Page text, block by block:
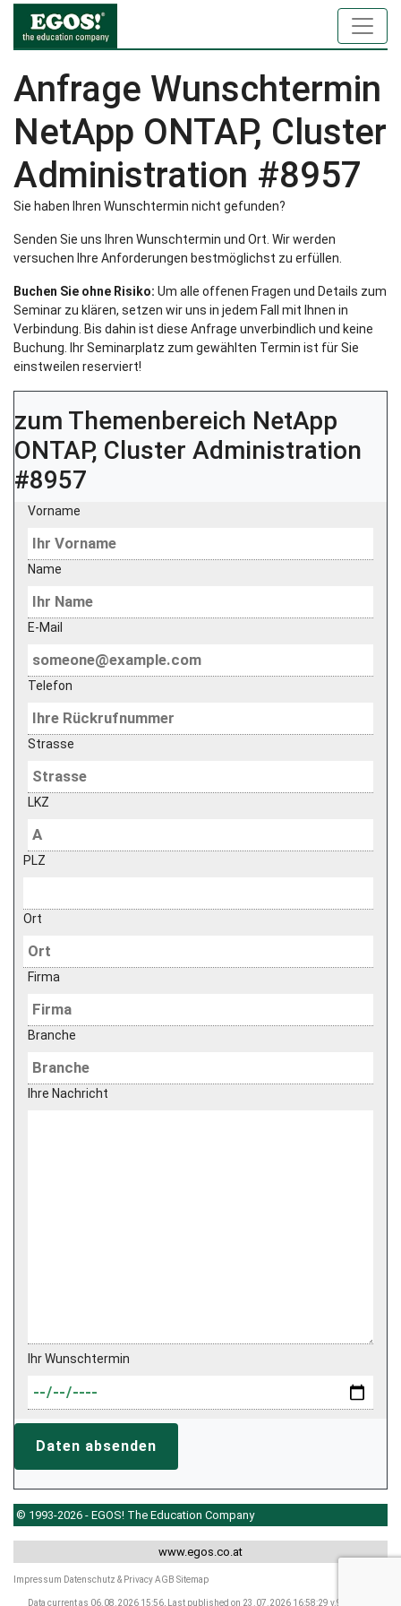
Anfrage Wunschtermin
NetApp ONTAP, Cluster
Administration #8957
Sie haben Ihren Wunschtermin nicht gefunden?
Senden Sie uns Ihren Wunschtermin und Ort. Wir werden
versuchen Ihre Anforderungen bestmöglichst zu erfüllen.
Buchen Sie ohne Risiko: Um alle offenen Fragen und Details zum
Seminar zu klären, setzen wir uns in jedem Fall mit Ihnen in
Verbindung. Bis dahin ist diese Anfrage unverbindlich und keine
Buchung. Ihr Seminarplatz zum gewählten Termin ist für Sie
einstweilen reserviert!
zum Themenbereich NetApp
ONTAP, Cluster Administration
#8957
Vorname
Name
E-Mail
Telefon
Strasse
LKZ
PLZ
Ort
Firma
Branche
Ihre Nachricht
Ihr Wunschtermin
Daten absenden
© 1993-2026 - EGOS! The Education Company
www.egos.co.at
Impressum Datenschutz & PrivacyAGB Sitemap
Data current as 06.08.2026 15:56, Last published on 23.07.2026 16:58:29 v.9.2607.24.1